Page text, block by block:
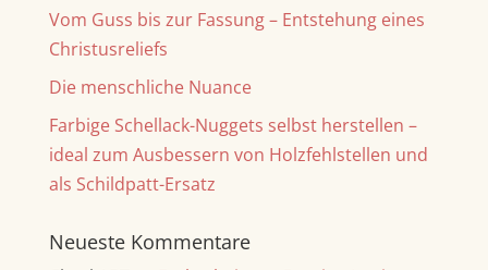
Vom Guss bis zur Fassung – Entstehung eines
Christusreliefs
Die menschliche Nuance
Farbige Schellack-Nuggets selbst herstellen –
ideal zum Ausbessern von Holzfehlstellen und
als Schildpatt-Ersatz
Neueste Kommentare